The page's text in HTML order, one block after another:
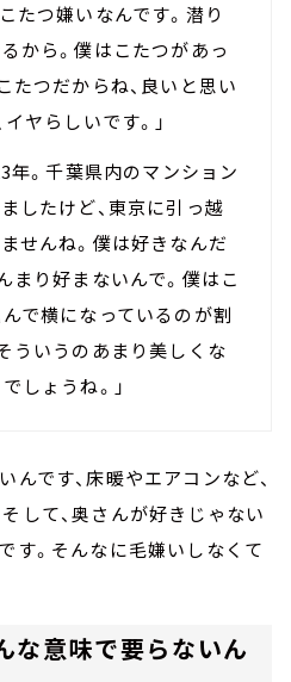
たつ嫌いなんです。潜り
から。僕はこたつがあっ
たつだからね、良いと思い
ヤらしいです。」
年。千葉県内のマンション
したけど、東京に引っ越
せんね。僕は好きなんだ
まり好まないんで。僕はこ
で横になっているのが割
ういうのあまり美しくな
しょうね。」
んです、床暖やエアコンなど、
して、奥さんが好きじゃない
す。そんなに毛嫌いしなくて
な意味で要らないん